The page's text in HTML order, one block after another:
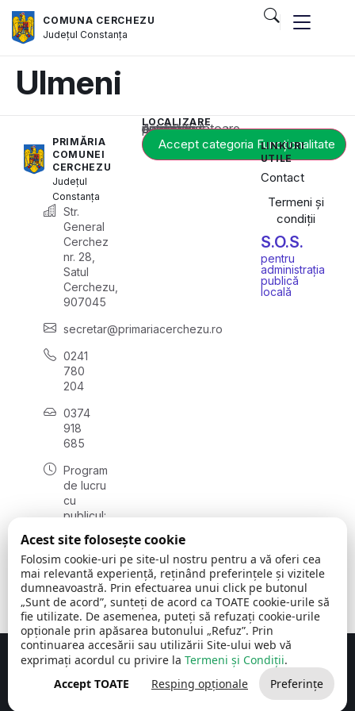
COMUNA CERCHEZU
JudețulConstanța
Ulmeni
PRIMĂRIA
COMUNEI
CERCHEZU
Județul
Constanța
Str.
General
Cerchez
nr. 28,
Satul
Cerchezu,
907045
secretar@primariacerchezu.ro
0241
780
204
0374
918
685
Program
de lucru
cu
publicul:
08:00 -
16:30
, vineri:
08:00 -
14:00
LOCALIZARE
Acest conținut este blocat până când acceptați categoria corespunzătoare de cookie-uri.
Accept categoria Funcționalitate
LINKURI
UTILE
Contact
Termeni și
condiții
S.O.S.
pentru
administrația
publică
locală
Comuna Cerchezu © 2026Toate drepturile rezervate
Concept realizat de Big Media Relații Publice SRL
Acest site folosește cookie
Folosim cookie-uri pe site-ul nostru pentru a vă oferi cea
mai relevantă experiență, reținând preferințele și vizitele
dumneavoastră. Prin efectuarea unui click pe butonul
„Sunt de acord”, sunteți de acord ca TOATE cookie-urile să
fie utilizate. De asemenea, puteți să refuzați cookie-urile
opționale prin apăsarea butonului „Refuz”. Prin
continuarea accesării sau utilizării Site-ului web vă
exprimați acordul cu privire la Termeni și Condiții.
Accept TOATE
Resping opționale Preferințe